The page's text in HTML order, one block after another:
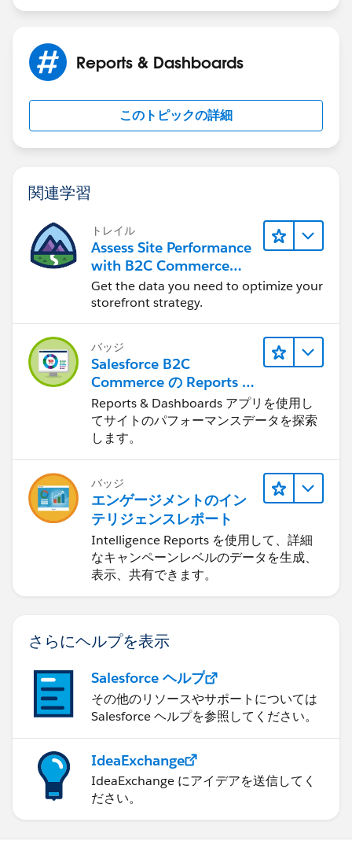
Reports & Dashboards
このトピックの詳細
関連学習
トレイル
Assess Site Performance
with B2C Commerce
Reports & Dashboards
Get the data you need to optimize your
storefront strategy.
バッジ
Salesforce B2C
Commerce の Reports &
Dashboards
Reports & Dashboards アプリを使用し
てサイトのパフォーマンスデータを探索
します。
バッジ
エンゲージメントのイン
テリジェンスレポート
Intelligence Reports を使用して、詳細
なキャンペーンレベルのデータを生成、
表示、共有できます。
さらにヘルプを表示
Salesforce ヘルプ
その他のリソースやサポートについては
Salesforce ヘルプを参照してください。
IdeaExchange
IdeaExchange にアイデアを送信してく
ださい。